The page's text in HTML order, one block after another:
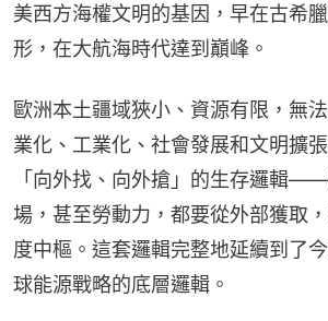
美西方海權文明的基因，早在古希
形，在大航海時代達到巔峰。
歐洲本土疆域狹小、資源有限，無
業化、工業化、社會發展和文明擴
「向外找、向外搶」的生存邏輯
場，甚至勞動力，都要從外部獲取
度中樞。這套邏輯完整地延續到了
球能源戰略的底層邏輯。